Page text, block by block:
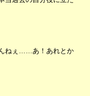
んねぇ……あ！あれとか